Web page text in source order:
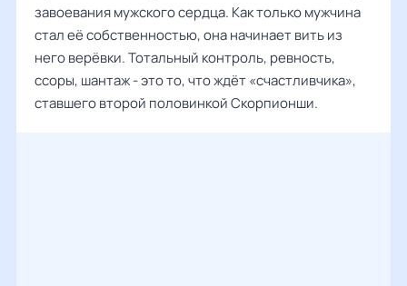
завоевания мужского сердца. Как только мужчина
стал её собственностью, она начинает вить из
него верёвки. Тотальный контроль, ревность,
ссоры, шантаж - это то, что ждёт «счастливчика»,
ставшего второй половинкой Скорпионши.